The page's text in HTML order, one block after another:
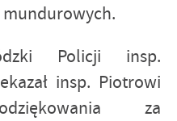
mundurowych.
Policji insp.
insp. Piotrowi
za